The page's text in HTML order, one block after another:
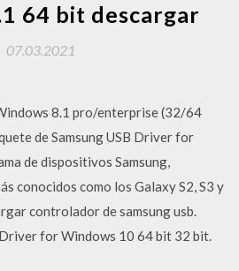
64 bit descargar
07.03.2021
8.1 pro/enterprise (32/64
de Samsung USB Driver for
de dispositivos Samsung,
conocidos como los Galaxy S2, S3 y
controlador de samsung usb.
for Windows 10 64 bit 32 bit.